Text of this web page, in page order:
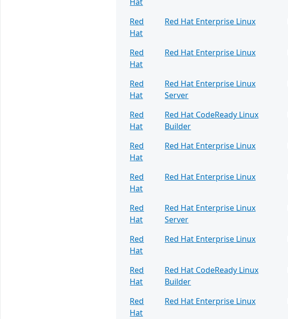
Red
Hat
Red Hat Enterprise Linux
Red
Hat
Red Hat Enterprise Linux
Red
Hat
Red Hat Enterprise Linux
Server
Red
Hat
Red Hat CodeReady Linux
Builder
Red
Hat
Red Hat Enterprise Linux
Red
Hat
Red Hat Enterprise Linux
Red
Hat
Red Hat Enterprise Linux
Server
Red
Hat
Red Hat Enterprise Linux
Red
Hat
Red Hat CodeReady Linux
Builder
Red
Hat
Red Hat Enterprise Linux